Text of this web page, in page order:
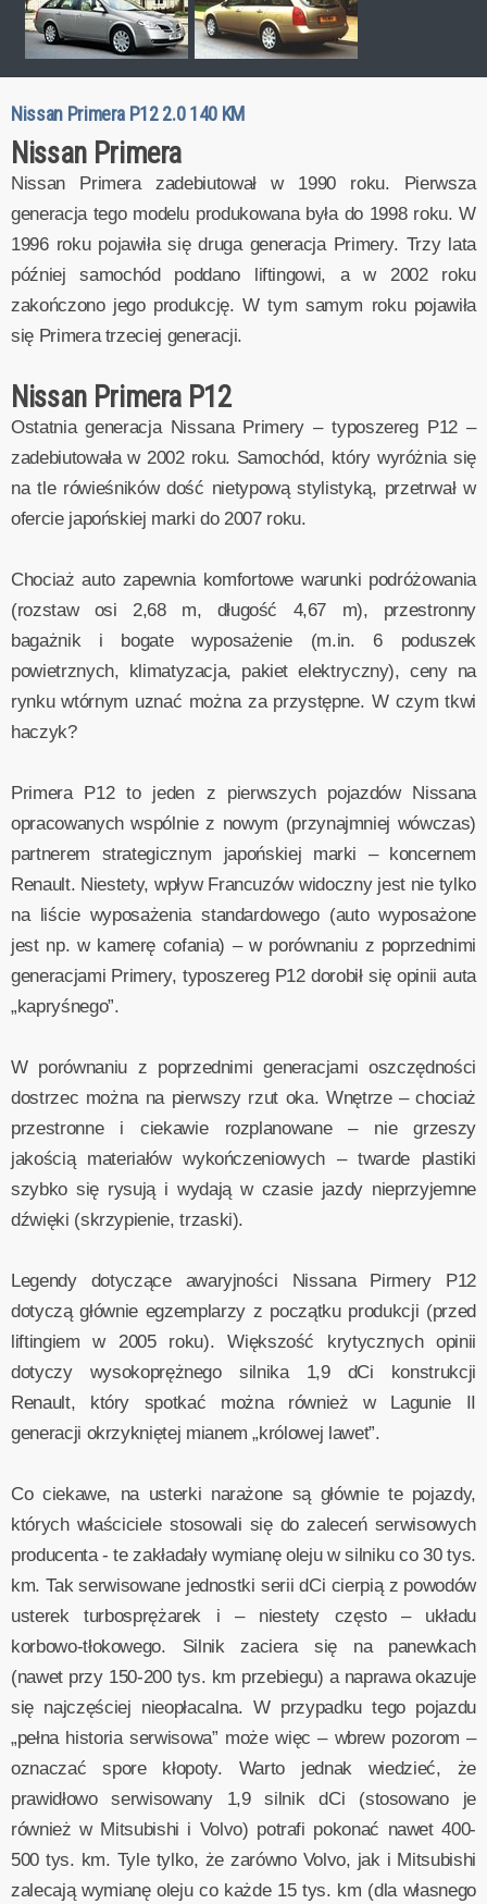
Nissan Primera P12 2.0 140 KM
Nissan Primera
Nissan Primera zadebiutował w 1990 roku. Pierwsza
generacja tego modelu produkowana była do 1998 roku. W
1996 roku pojawiła się druga generacja Primery. Trzy lata
później samochód poddano liftingowi, a w 2002 roku
zakończono jego produkcję. W tym samym roku pojawiła
się Primera trzeciej generacji.
Nissan Primera P12
Ostatnia generacja Nissana Primery – typoszereg P12 –
zadebiutowała w 2002 roku. Samochód, który wyróżnia się
na tle rówieśników dość nietypową stylistyką, przetrwał w
ofercie japońskiej marki do 2007 roku.
Chociaż auto zapewnia komfortowe warunki podróżowania
(rozstaw osi 2,68 m, długość 4,67 m), przestronny
bagażnik i bogate wyposażenie (m.in. 6 poduszek
powietrznych, klimatyzacja, pakiet elektryczny), ceny na
rynku wtórnym uznać można za przystępne. W czym tkwi
haczyk?
Primera P12 to jeden z pierwszych pojazdów Nissana
opracowanych wspólnie z nowym (przynajmniej wówczas)
partnerem strategicznym japońskiej marki – koncernem
Renault. Niestety, wpływ Francuzów widoczny jest nie tylko
na liście wyposażenia standardowego (auto wyposażone
jest np. w kamerę cofania) – w porównaniu z poprzednimi
generacjami Primery, typoszereg P12 dorobił się opinii auta
„kapryśnego”.
W porównaniu z poprzednimi generacjami oszczędności
dostrzec można na pierwszy rzut oka. Wnętrze – chociaż
przestronne i ciekawie rozplanowane – nie grzeszy
jakością materiałów wykończeniowych – twarde plastiki
szybko się rysują i wydają w czasie jazdy nieprzyjemne
dźwięki (skrzypienie, trzaski).
Legendy dotyczące awaryjności Nissana Pirmery P12
dotyczą głównie egzemplarzy z początku produkcji (przed
liftingiem w 2005 roku). Większość krytycznych opinii
dotyczy wysokoprężnego silnika 1,9 dCi konstrukcji
Renault, który spotkać można również w Lagunie II
generacji okrzykniętej mianem „królowej lawet”.
Co ciekawe, na usterki narażone są głównie te pojazdy,
których właściciele stosowali się do zaleceń serwisowych
producenta - te zakładały wymianę oleju w silniku co 30 tys.
km. Tak serwisowane jednostki serii dCi cierpią z powodów
usterek turbosprężarek i – niestety często – układu
korbowo-tłokowego. Silnik zaciera się na panewkach
(nawet przy 150-200 tys. km przebiegu) a naprawa okazuje
się najczęściej nieopłacalna. W przypadku tego pojazdu
„pełna historia serwisowa” może więc – wbrew pozorom –
oznaczać spore kłopoty. Warto jednak wiedzieć, że
prawidłowo serwisowany 1,9 silnik dCi (stosowano je
również w Mitsubishi i Volvo) potrafi pokonać nawet 400-
500 tys. km. Tyle tylko, że zarówno Volvo, jak i Mitsubishi
zalecają wymianę oleju co każde 15 tys. km (dla własnego